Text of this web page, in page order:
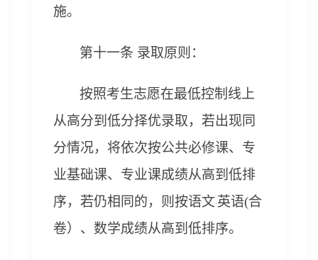
施。
第十一条 录取原则 ：
按照考生志愿在最低控制线上
从高分到低分择优录取， 若出现同
分情况，将依次按公共必修课、专
业基础课、专业课成绩从高到低排
序，若仍相同的，则按语文·英语(合
卷）、数学成绩从高到低排序。